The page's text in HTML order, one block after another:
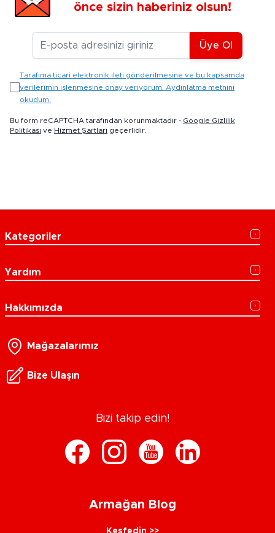
önce sizin haberiniz olsun!
E-posta Adresiniz
Üye Ol
Tarafıma ticari elektronik ileti gönderilmesine ve bu kapsamda
verilerimin işlenmesine onay veriyorum. Aydınlatma metnini
okudum.
Bu form reCAPTCHA tarafından korunmaktadır - Google Gizlilik
Politikası ve Hizmet Şartları geçerlidir.
Kategoriler
Yardım
Hakkımızda
Mağazalarımız
Bize Ulaşın
Bizi takip edin!
Armağan Blog
Keşfedin >>